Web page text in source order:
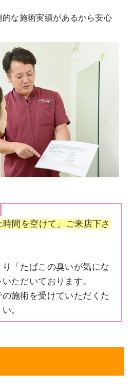
な施術実績があるから安心
間を空けて」ご来店下さ
「たばこの臭いが気にな
ただいております。
施術を受けていただくた
。